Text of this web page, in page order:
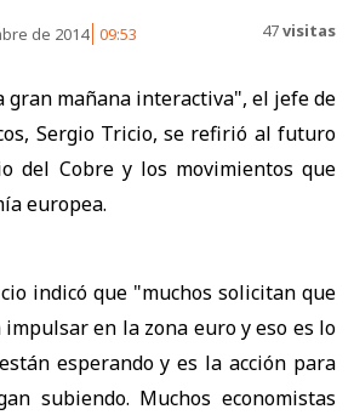
de 2014 09:53 47visitas
gran mañana interactiva", el jefe de
Sergio Tricio, se refirió al futuro
del Cobre y los movimientos que
europea.
indicó que "muchos solicitan que
impulsar en la zona euro y eso es lo
esperando y es la acción para
subiendo. Muchos economistas